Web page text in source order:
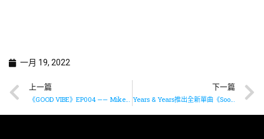
一月 19, 2022
上一篇
《GOOD VIBE》EP004 —— Mike曾比特 x P1X3L x 石山街
下一篇
Years & Years推出全新單曲《Sooner Or Later》